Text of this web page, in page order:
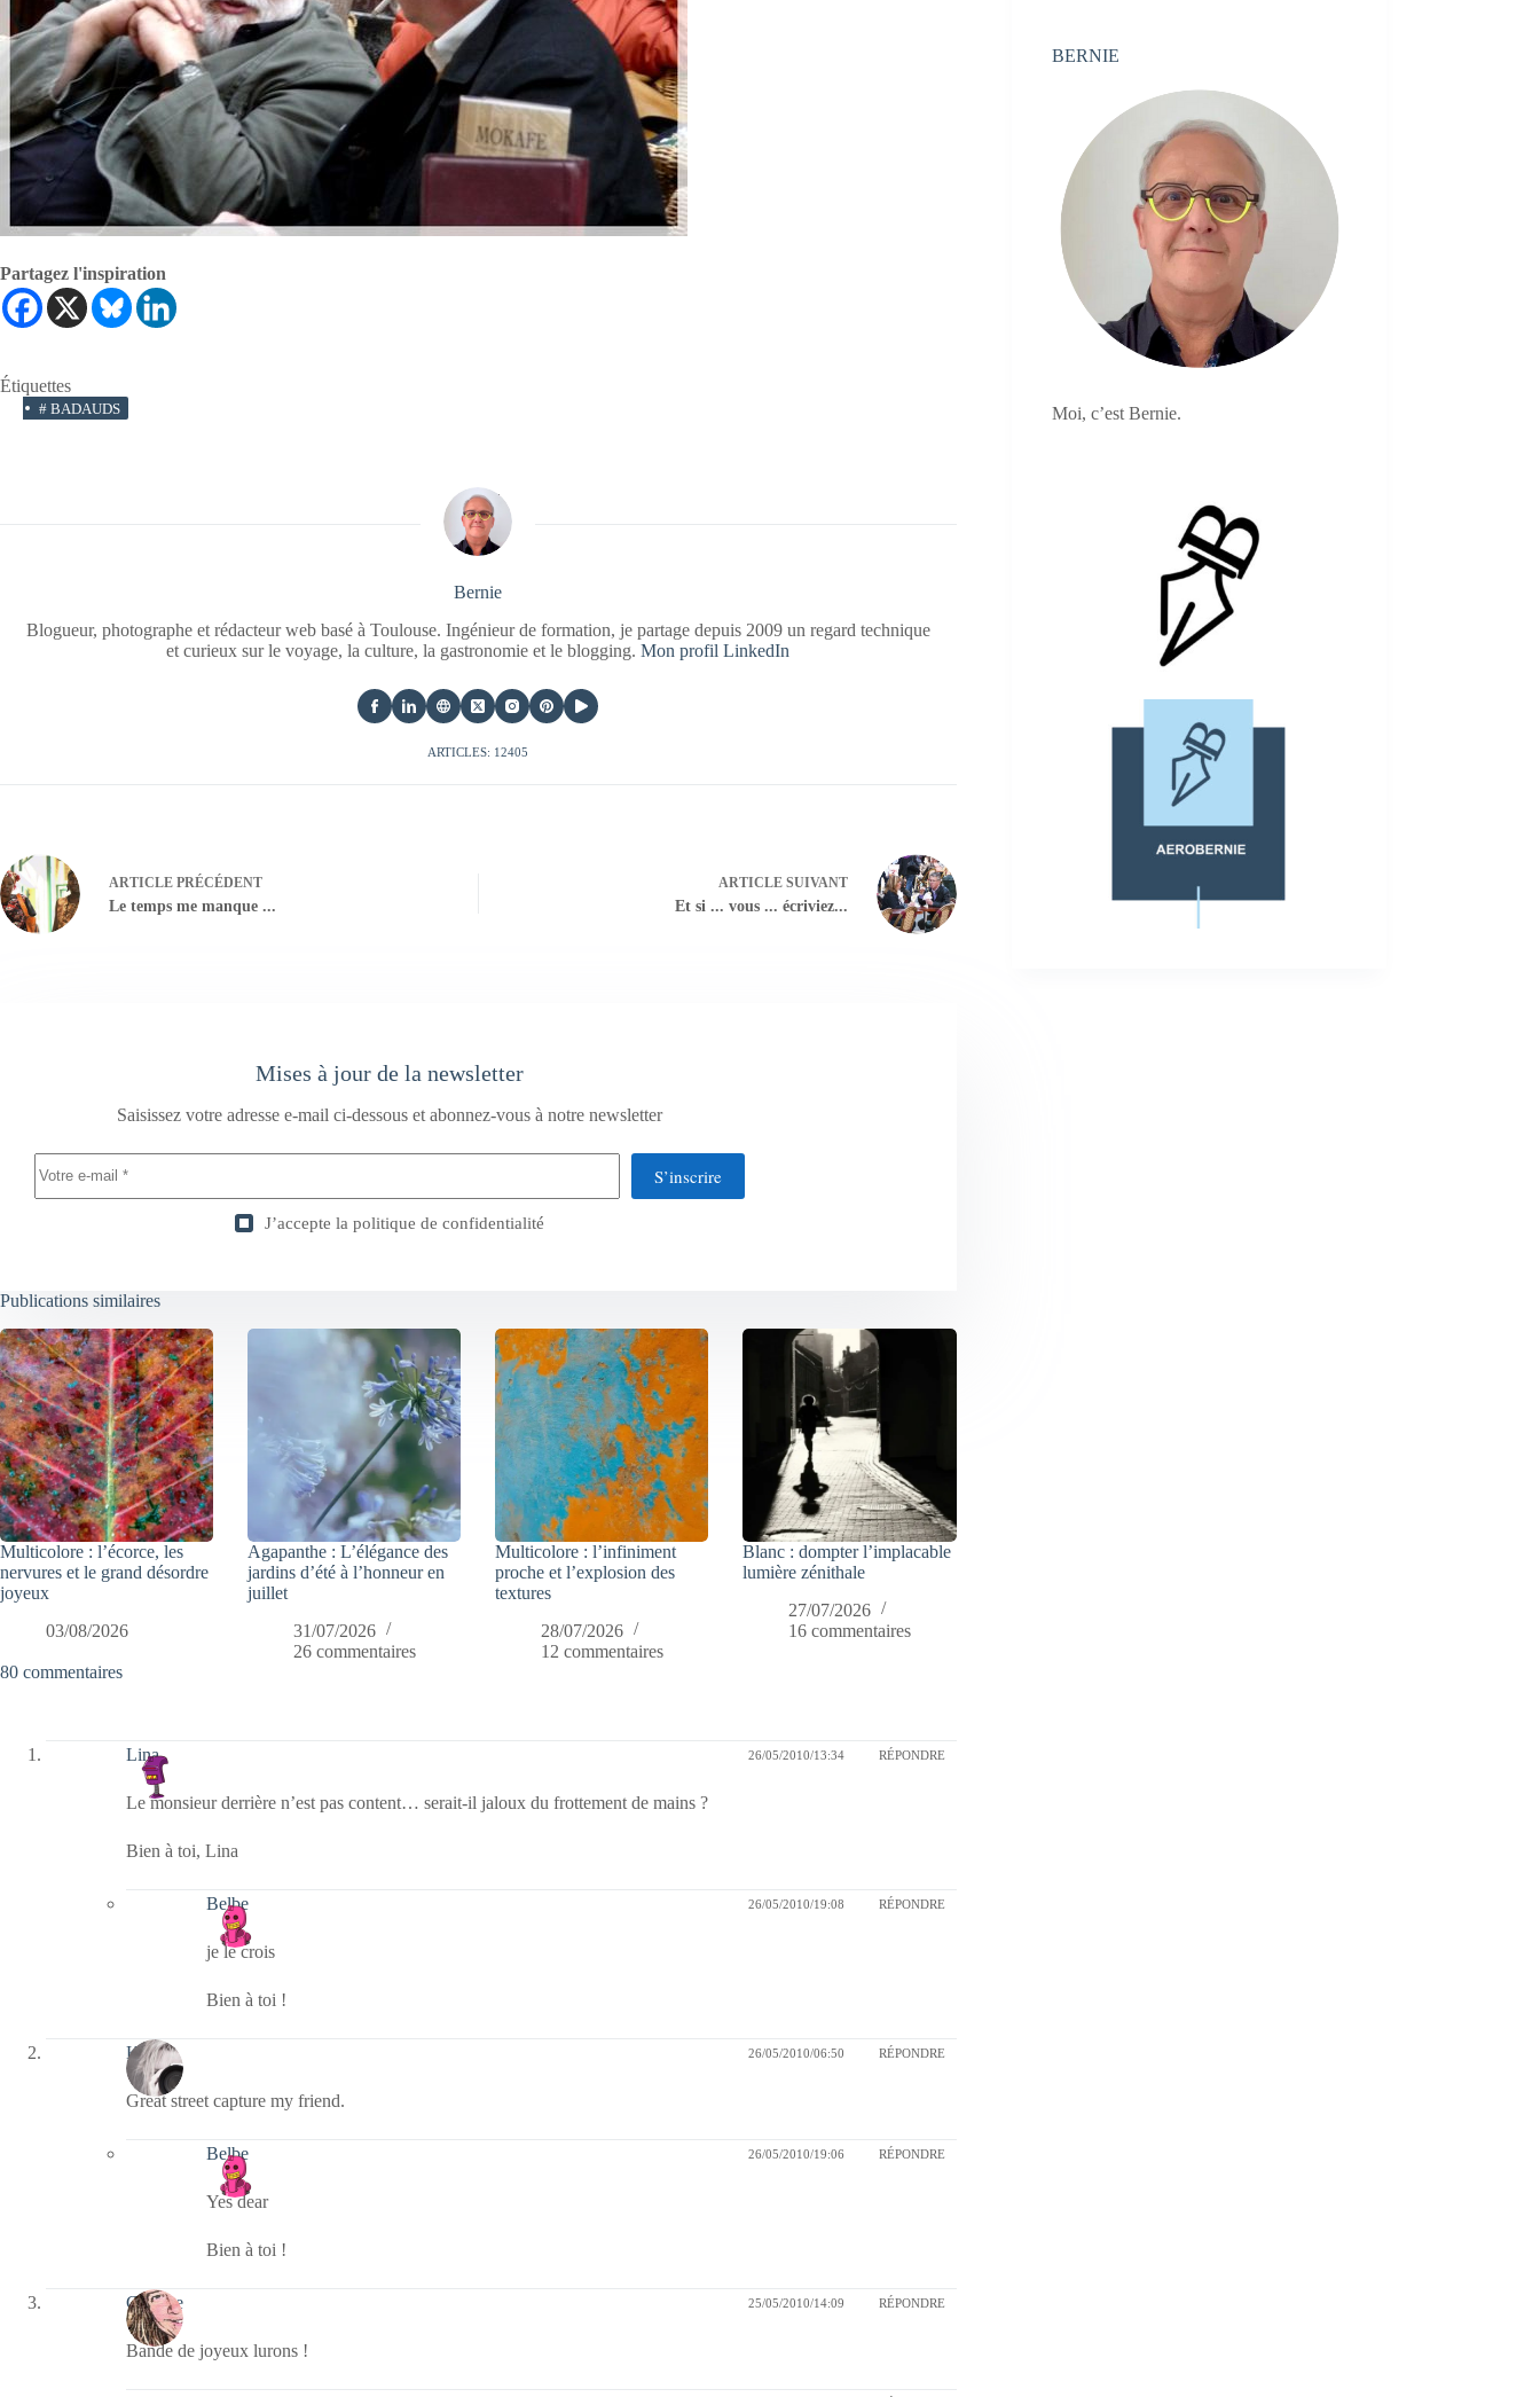
Partagez l'inspiration
Étiquettes
# BADAUDS
Bernie
Blogueur, photographe et rédacteur web basé à Toulouse. Ingénieur de formation, je partage depuis 2009 un regard technique
et curieux sur le voyage, la culture, la gastronomie et le blogging.Mon profil LinkedIn
ARTICLES: 12405
ARTICLE PRÉCÉDENT
Le temps me manque ...
ARTICLESUIVANT
Et si ... vous ... écriviez...
Mises à jour de la newsletter
Saisissez votre adresse e-mail ci-dessous et abonnez-vous à notre newsletter
S’inscrire
J’accepte la politique de confidentialité
Publications similaires
Multicolore : l’écorce, les
nervures et le grand désordre
joyeux
03/08/2026
Agapanthe : L’élégance des
jardins d’été à l’honneur en
juillet
31/07/2026
26 commentaires
Multicolore : l’infiniment
proche et l’explosion des
textures
28/07/2026
12 commentaires
Blanc : dompter l’implacable
lumière zénithale
27/07/2026
16 commentaires
80 commentaires
Lina 26/05/2010/13:34 RÉPONDRE
Le monsieur derrière n’est pas content… serait-il jaloux du frottement de mains ?
Bien à toi, Lina
Belbe 26/05/2010/19:08 RÉPONDRE
je le crois
Bien à toi !
Kala 26/05/2010/06:50 RÉPONDRE
Great street capture my friend.
Belbe 26/05/2010/19:06 RÉPONDRE
Yes dear
Bien à toi !
Crikette 25/05/2010/14:09 RÉPONDRE
Bande de joyeux lurons !
BERNIE
Moi, c’est Bernie.